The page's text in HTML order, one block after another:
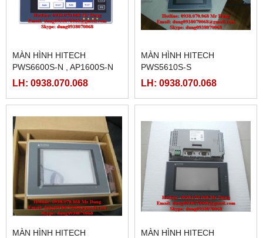
MÀN HÌNH HITECH
PWS6600S-N , AP1600S-N
LH: 0938.070.068
MÀN HÌNH HITECH
PWS5610S-S
LH: 0938.070.068
MÀN HÌNH HITECH
MÀN HÌNH HITECH